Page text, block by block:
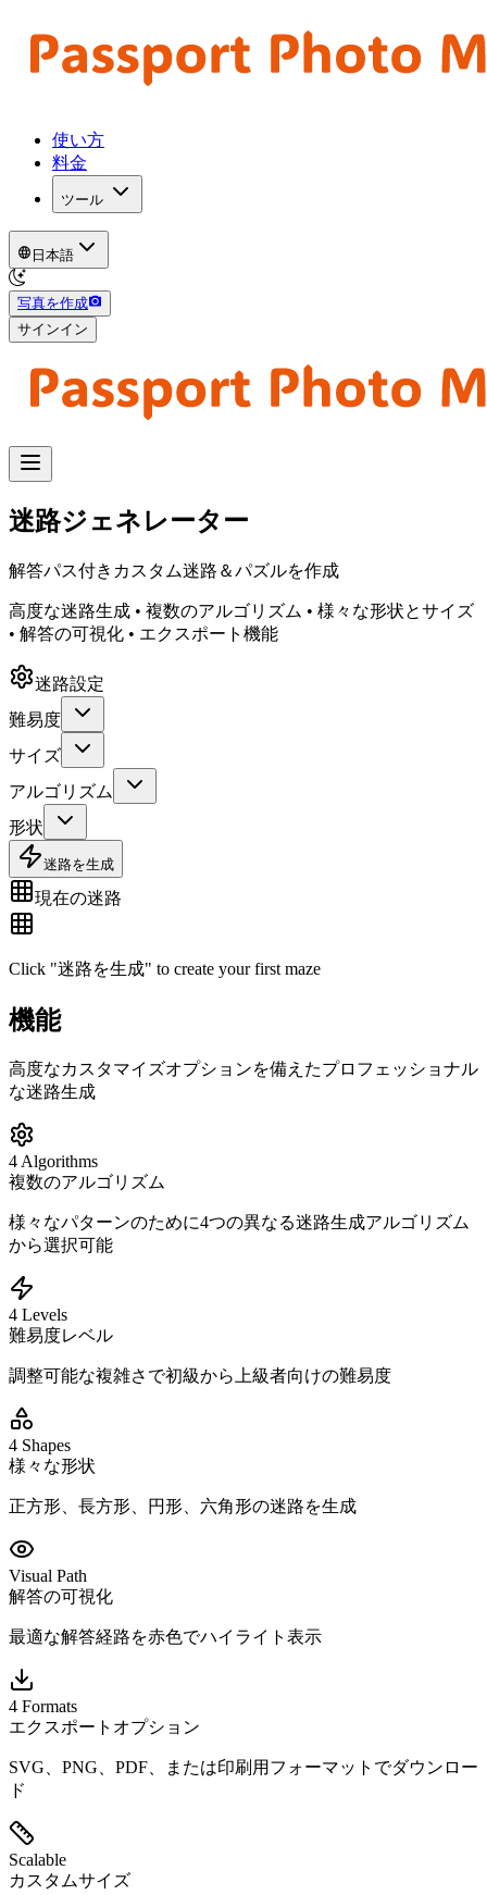
使い方
料金
ツール
日本語
写真を作成
サインイン
迷路ジェネレーター
解答パス付きカスタム迷路＆パズルを作成
高度な迷路生成 • 複数のアルゴリズム • 様々な形状とサイズ
• 解答の可視化 • エクスポート機能
迷路設定
難易度
サイズ
アルゴリズム
形状
迷路を生成
現在の迷路
Click "迷路を生成" to create your first maze
機能
高度なカスタマイズオプションを備えたプロフェッショナル
な迷路生成
4 Algorithms
複数のアルゴリズム
様々なパターンのために4つの異なる迷路生成アルゴリズム
から選択可能
4 Levels
難易度レベル
調整可能な複雑さで初級から上級者向けの難易度
4 Shapes
様々な形状
正方形、長方形、円形、六角形の迷路を生成
Visual Path
解答の可視化
最適な解答経路を赤色でハイライト表示
4 Formats
エクスポートオプション
SVG、PNG、PDF、または印刷用フォーマットでダウンロー
ド
Scalable
カスタムサイズ